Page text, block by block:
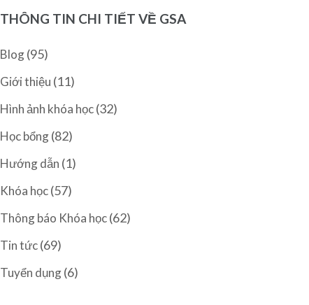
THÔNG TIN CHI TIẾT VỀ GSA
Blog(95)
Giới thiệu (11)
Hình ảnh khóa học(32)
Học bổng(82)
Hướng dẫn (1)
Khóa học(57)
Thông báo Khóa học(62)
Tin tức(69)
Tuyển dụng(6)